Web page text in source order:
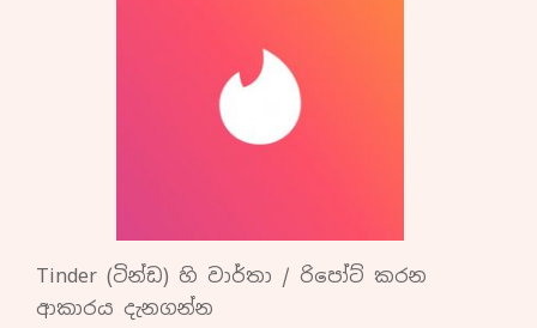
Tinder (ටින්ඩ) හි වාර්තා / රිපෝට් කරන
ආකාරය දැනගන්න